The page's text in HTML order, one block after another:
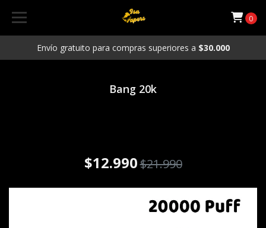
Envío gratuito para compras superiores a $30.000
0
Bang 20k
$12.990$21.990